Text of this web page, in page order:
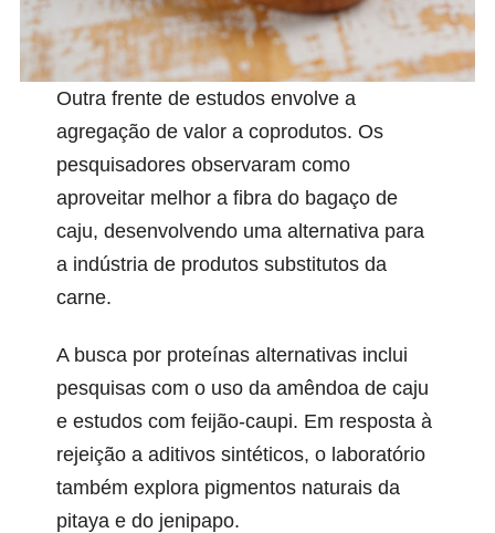
Outra frente de estudos envolve a
agregação de valor a coprodutos. Os
pesquisadores observaram como
aproveitar melhor a fibra do bagaço de
caju, desenvolvendo uma alternativa para
a indústria de produtos substitutos da
carne.
A busca por proteínas alternativas inclui
pesquisas com o uso da amêndoa de caju
e estudos com feijão-caupi. Em resposta à
rejeição a aditivos sintéticos, o laboratório
também explora pigmentos naturais da
pitaya e do jenipapo.